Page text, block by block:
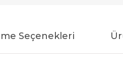
Seçenekleri